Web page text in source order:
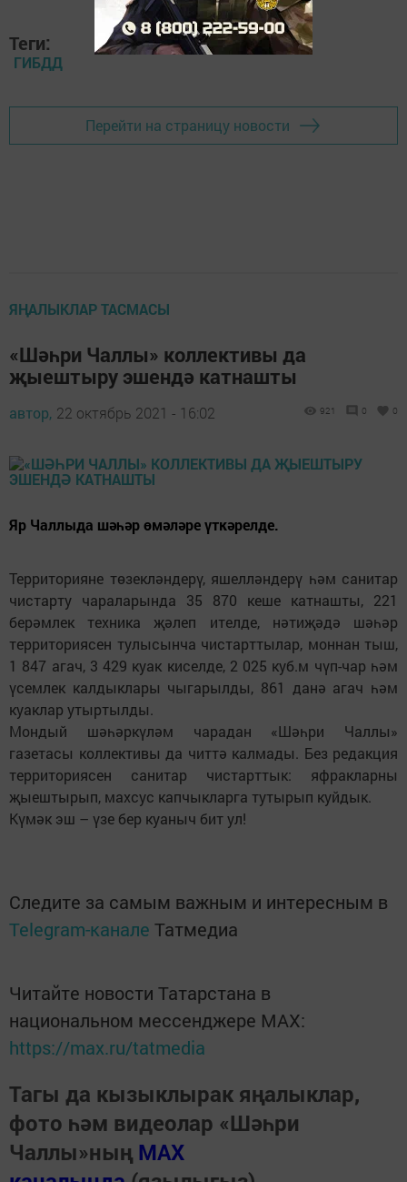
Теги:
ГИБДД
Перейти на страницу новости
ЯҢАЛЫКЛАР ТАСМАСЫ
«Шәһри Чаллы» коллективы да
җыештыру эшендә катнашты
автор, 22 октябрь 2021 - 16:02 921 0 0
Яр Чаллыда шәһәр өмәләре үткәрелде.
Территорияне төзекләндерү, яшелләндерү һәм санитар
чистарту чараларында 35 870 кеше катнашты, 221
берәмлек техника җәлеп ителде, нәтиҗәдә шәһәр
территориясен тулысынча чистарттылар, моннан тыш,
1 847 агач, 3 429 куак киселде, 2 025 куб.м чүп-чар һәм
үсемлек калдыклары чыгарылды, 861 данә агач һәм
куаклар утыртылды.
Мондый шәһәркүләм чарадан «Шәһри Чаллы»
газетасы коллективы да читтә калмады. Без редакция
территориясен санитар чистарттык: яфракларны
җыештырып, махсус капчыкларга тутырып куйдык.
Күмәк эш – үзе бер куаныч бит ул!
Следите за самым важным и интересным в
Telegram-канале Татмедиа
Читайте новости Татарстана в
национальном мессенджере MАХ:
https://max.ru/tatmedia
Тагы да кызыклырак яңалыклар,
фото һәм видеолар «Шәһри
Чаллы»ның MAX